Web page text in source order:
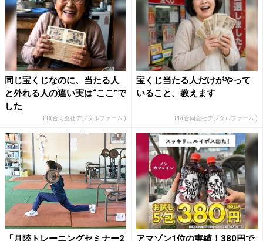
同じ宝くじなのに、当たる人
と外れる人の違い実は“ここ”で
した
PR(合同会社デジタルファーム )
宝くじ当たる人だけがやって
いること、教えます
PR(合同会社デジタルファーム )
「月陸トレーニングセミナー2 アマゾン1位の実績！380円で